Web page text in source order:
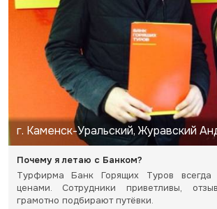
г. Каменск-Уральский, Журавский
Почему я летаю с Банком?
Турфирма Банк Горящих Туров всегда
ценами. Сотрудники приветливы,
грамотно подбирают путёвки.